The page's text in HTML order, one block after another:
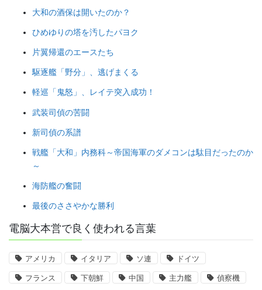
大和の酒保は開いたのか？
ひめゆりの塔を汚したパヨク
片翼帰還のエースたち
駆逐艦「野分」、逃げまくる
軽巡「鬼怒」、レイテ突入成功！
武装司偵の苦闘
新司偵の系譜
戦艦「大和」内務科～帝国海軍のダメコンは駄目だったのか
～
海防艦の奮闘
最後のささやかな勝利
電脳大本営で良く使われる言葉
アメリカ イタリア ソ連 ドイツ
フランス 下朝鮮 中国 主力艦 偵察機